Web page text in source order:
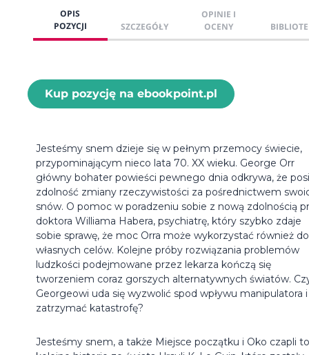
OPIS
POZYCJI
SZCZEGÓŁY
OPINIE I
OCENY
Kup pozycję na ebookpoint.pl
Jesteśmy snem dzieje się w pełnym przemocy świecie,
przypominającym nieco lata 70. XX wieku. George Orr
główny bohater powieści pewnego dnia odkrywa, że
zdolność zmiany rzeczywistości za pośrednictwem
snów. O pomoc w poradzeniu sobie z nową zdolnością
doktora Williama Habera, psychiatrę, który szybko zdaje
sobie sprawę, że moc Orra może wykorzystać również do
własnych celów. Kolejne próby rozwiązania problemów
ludzkości podejmowane przez lekarza kończą się
tworzeniem coraz gorszych alternatywnych światów.
Georgeowi uda się wyzwolić spod wpływu manipulatora i
zatrzymać katastrofę?
Jesteśmy snem, a także Miejsce początku i Oko czapli to